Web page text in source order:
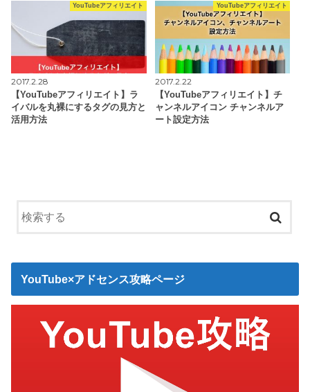
YouTubeアフィリエイト
2017.2.28
【YouTubeアフィリエイト】ラ
イバルを丸裸にするタグの見方と
活用方法
YouTubeアフィリエイト
2017.2.22
【YouTubeアフィリエイト】チ
ャンネルアイコン チャンネルア
ート設定方法
YouTube×アドセンス攻略ページ